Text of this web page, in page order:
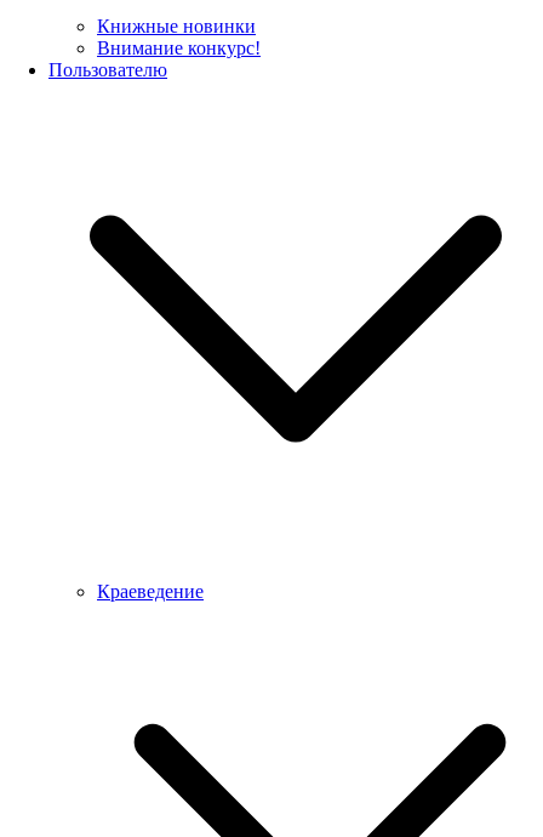
Книжные новинки
Внимание конкурс!
Пользователю
Краеведение